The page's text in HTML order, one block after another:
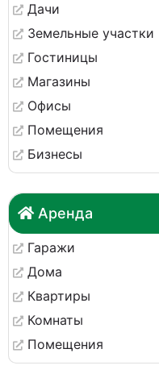
Дачи
Земельные участки
Гостиницы
Магазины
Офисы
Помещения
Бизнесы
Аренда
Гаражи
Дома
Квартиры
Комнаты
Помещения